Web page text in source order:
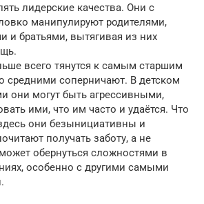
лидерские качества. Они с
манипулируют родителями,
и братьями, вытягивая из них
всего тянутся к самым старшим
средними соперничают. В детском
они могут быть агрессивными,
ими, что им часто и удаётся. Что
они безынициативны и
получать заботу, а не
обернуться сложностями в
особенно с другими самыми